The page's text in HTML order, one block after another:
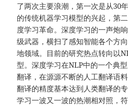
了两次主要浪潮，第一次是从30
的传统机器学习模型的兴起，第
度学习革命。深度学习的一声炮
级武器，横扫了感知智能各个方
地领域。目前的研究热点转向以
型。深度学习在NLP中的一个典
翻译，在源源不断的人工翻译语
翻译的精度基本达到人类翻译的
学习一波又一波的热潮相对照，